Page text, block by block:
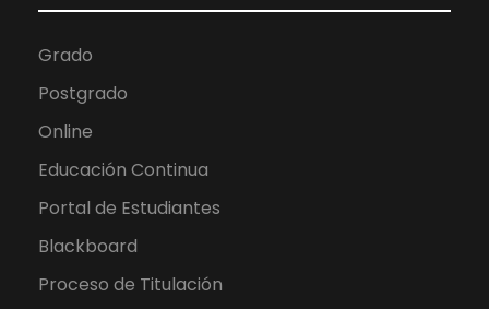
Grado
Postgrado
Online
Educación Continua
Portal de Estudiantes
Blackboard
Proceso de Titulación